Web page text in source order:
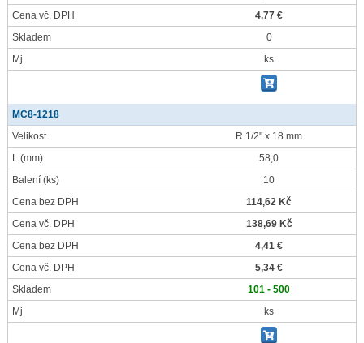
Cena vč. DPH
4,77 €
Skladem
0
Mj
ks
MC8-1218
Velikost
R 1/2" x 18 mm
L (mm)
58,0
Balení (ks)
10
Cena bez DPH
114,62 Kč
Cena vč. DPH
138,69 Kč
Cena bez DPH
4,41 €
Cena vč. DPH
5,34 €
Skladem
101 - 500
Mj
ks